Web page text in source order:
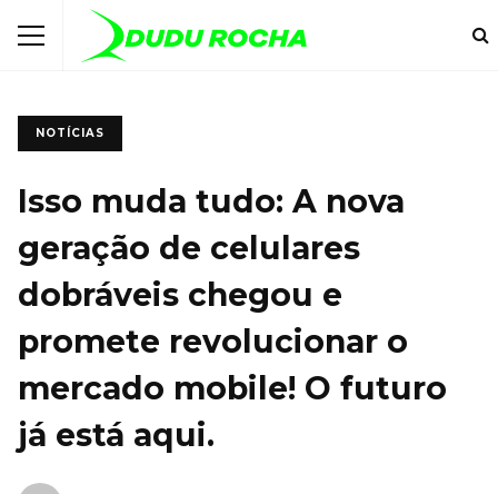
NOTÍCIAS
Isso muda tudo: A nova
geração de celulares
dobráveis chegou e
promete revolucionar o
mercado mobile! O futuro
já está aqui.